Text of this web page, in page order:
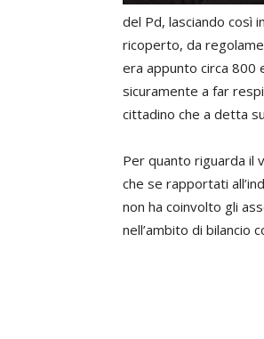
del Pd, lasciando così
ricoperto, da
era appunto circa 800
sicuramente a far
cittadino che a detta
Per quanto riguarda il
che se rapportati
non ha coinvolto gli
nell’ambito di bilancio